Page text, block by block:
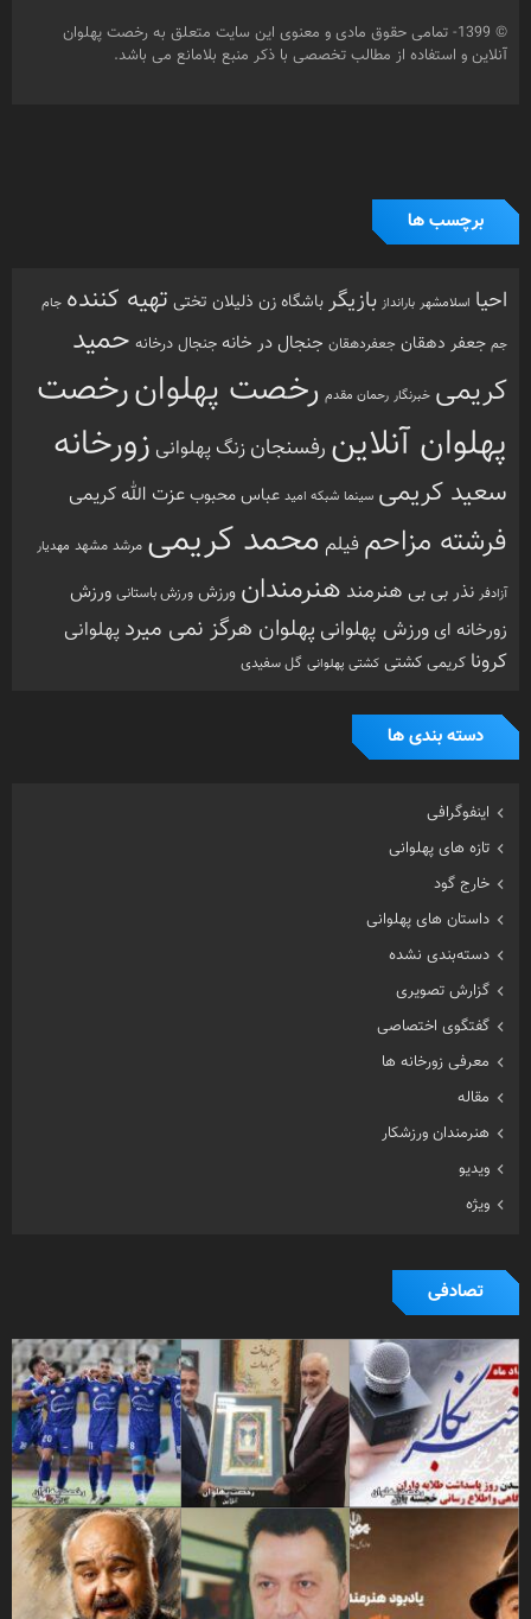
© 1399- تمامی حقوق مادی و معنوی این سایت متعلق به رخصت پهلوان
آنلاین و استفاده از مطالب تخصصی با ذکر منبع بلامانع می باشد.
برچسب ها
احیا اسلامشهر بارانداز بازیگرباشگاه زن ذلیلان تختی تهیه کننده جام
جم جعفر دهقان جعفردهقان جنجال در خانه جنجال درخانه حمید
کریمی خبرنگار رحمان مقدم رخصت پهلوانرخصت
پهلوان آنلاین رفسنجان زنگ پهلوانی زورخانه
سعید کریمی سینما شبکه امید عباس محبوبعزت الله کریمی
فرشته مزاحمفیلم محمد کریمی مرشد مشهد مهدیار
آزادفر نذر بی بی هنرمند هنرمندان ورزش ورزش باستانی ورزش
زورخانه ای ورزش پهلوانی پهلوان هرگز نمی میرد پهلوانی
کرونا کریمی کشتی کشتی پهلوانی گل سفیدی
دسته بندی ها
اینفوگرافی
تازه های پهلوانی
خارج گود
داستان های پهلوانی
دسته‌بندی نشده
گزارش تصویری
گفتگوی اختصاصی
معرفی زورخانه ها
مقاله
هنرمندان ورزشکار
ویدیو
ویژه
تصادفی